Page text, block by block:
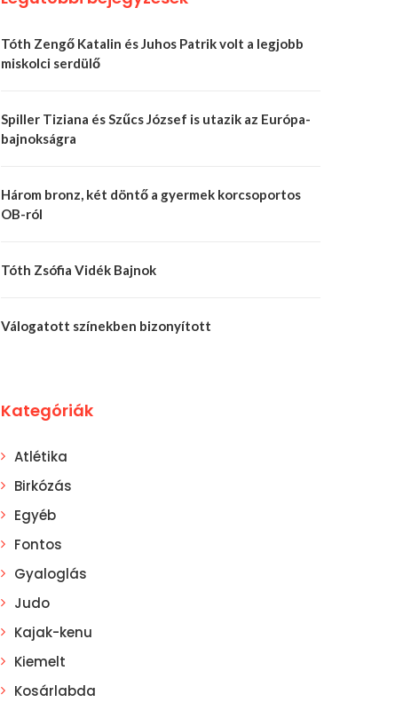
Tóth Zengő Katalin és Juhos Patrik volt a legjobb
miskolci serdülő
Spiller Tiziana és Szűcs József is utazik az Európa-
bajnokságra
Három bronz, két döntő a gyermek korcsoportos
OB-ról
Tóth Zsófia Vidék Bajnok
Válogatott színekben bizonyított
Kategóriák
Atlétika
Birkózás
Egyéb
Fontos
Gyaloglás
Judo
Kajak-kenu
Kiemelt
Kosárlabda